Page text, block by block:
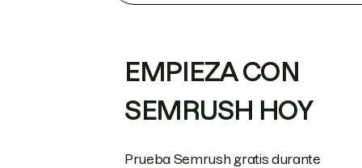
EMPIEZA CON
SEMRUSH HOY
Prueba Semrush gratis durante